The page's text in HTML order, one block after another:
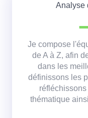
Analyse
Je compose
de A à Z, afin
dans les
définissons les
thématique